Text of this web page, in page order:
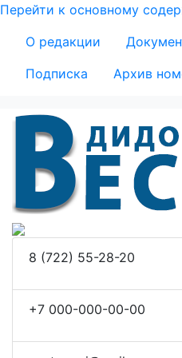
Перейти к основному
Secondary
О редакции
Подписка
Архив
8 (722) 55-28-20
+7 000-000-00-00